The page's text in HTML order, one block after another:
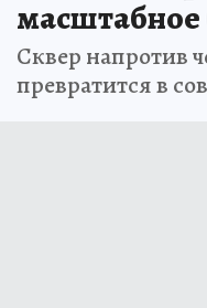
масштабное
Сквер напротив
превратится в